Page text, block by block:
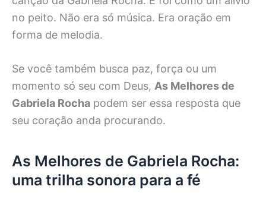
no peito. Não era só música. Era oração em
forma de melodia.
Se você também busca paz, força ou um
momento só seu com Deus, As Melhores de
Gabriela Rocha podem ser essa resposta que
seu coração anda procurando.
As Melhores de Gabriela Rocha:
uma trilha sonora para a fé